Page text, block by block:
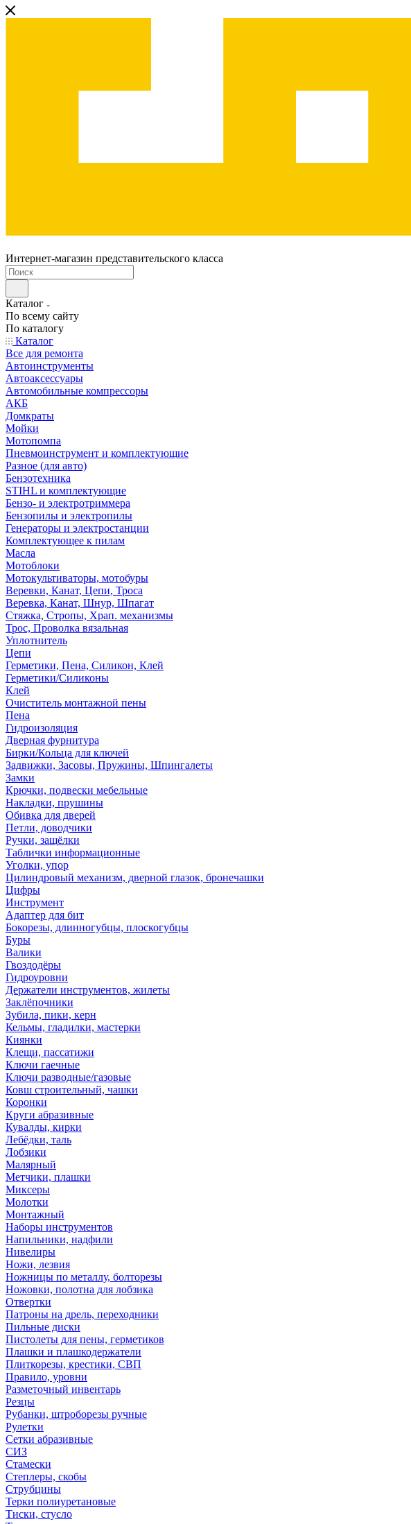
Интернет-магазин представительского класса
Каталог
По всему сайту
По каталогу
Каталог
Все для ремонта
Автоинструменты
Автоаксессуары
Автомобильные компрессоры
АКБ
Домкраты
Мойки
Мотопомпа
Пневмоинструмент и комплектующие
Разное (для авто)
Бензотехника
STIHL и комплектующие
Бензо- и электротриммера
Бензопилы и электропилы
Генераторы и электростанции
Комплектующее к пилам
Масла
Мотоблоки
Мотокультиваторы, мотобуры
Веревки, Канат, Цепи, Троса
Веревка, Канат, Шнур, Шпагат
Стяжка, Стропы, Храп. механизмы
Трос, Проволка вязальная
Уплотнитель
Цепи
Герметики, Пена, Силикон, Клей
Герметики/Силиконы
Клей
Очиститель монтажной пены
Пена
Гидроизоляция
Дверная фурнитура
Бирки/Кольца для ключей
Задвижки, Засовы, Пружины, Шпингалеты
Замки
Крючки, подвески мебельные
Накладки, прушины
Обивка для дверей
Петли, доводчики
Ручки, защёлки
Таблички информационные
Уголки, упор
Цилиндровый механизм, дверной глазок, бронечашки
Цифры
Инструмент
Адаптер для бит
Бокорезы, длинногубцы, плоскогубцы
Буры
Валики
Гвоздодёры
Гидроуровни
Держатели инструментов, жилеты
Заклёпочники
Зубила, пики, керн
Кельмы, гладилки, мастерки
Киянки
Клещи, пассатижи
Ключи гаечные
Ключи разводные/газовые
Ковш строительный, чашки
Коронки
Круги абразивные
Кувалды, кирки
Лебёдки, таль
Лобзики
Малярный
Метчики, плашки
Миксеры
Молотки
Монтажный
Наборы инструментов
Напильники, надфили
Нивелиры
Ножи, лезвия
Ножницы по металлу, болторезы
Ножовки, полотна для лобзика
Отвертки
Патроны на дрель, переходники
Пильные диски
Пистолеты для пены, герметиков
Плашки и плашкодержатели
Плиткорезы, крестики, СВП
Правило, уровни
Разметочный инвентарь
Резцы
Рубанки, штроборезы ручные
Рулетки
Сетки абразивные
СИЗ
Стамески
Степлеры, скобы
Струбцины
Терки полиуретановые
Тиски, стусло